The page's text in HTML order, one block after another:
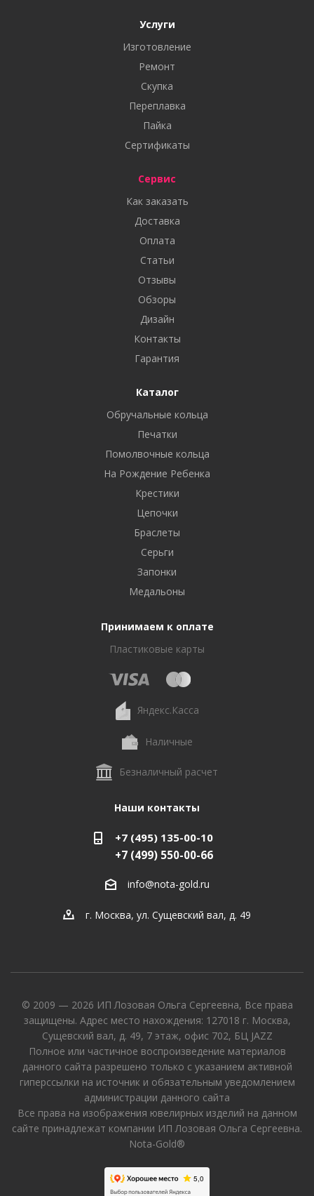
Услуги
Изготовление
Ремонт
Скупка
Переплавка
Пайка
Сертификаты
Сервис
Как заказать
Доставка
Оплата
Статьи
Отзывы
Обзоры
Дизайн
Контакты
Гарантия
Каталог
Обручальные кольца
Печатки
Помолвочные кольца
На Рождение Ребенка
Крестики
Цепочки
Браслеты
Серьги
Запонки
Медальоны
Принимаем к оплате
Пластиковые карты
Яндекс.Касса
Наличные
Безналичный расчет
Наши контакты
+7 (495) 135-00-10
+7 (499) 550-00-66
info@nota-gold.ru
г. Москва, ул. Сущевский вал, д. 49
© 2009 — 2026 ИП Лозовая Ольга Сергеевна, Все права
защищены. Адрес место нахождения: 127018 г. Москва,
Сущевский вал, д. 49, 7 этаж, офис 702, БЦ JAZZ
Полное или частичное воспроизведение материалов
данного сайта разрешено только с указанием активной
гиперссылки на источник и обязательным уведомлением
администрации данного сайта
Все права на изображения ювелирных изделий на данном
сайте принадлежат компании ИП Лозовая Ольга Сергеевна.
Nota-Gold®